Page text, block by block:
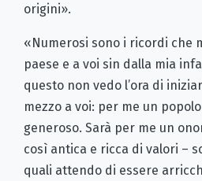
origini».
«Numerosi sono i ricordi che
paese e a voi sin dalla mia
questo non vedo l’ora di
mezzo a voi: per me un
generoso. Sarà per me un
così antica e ricca di valori –
quali attendo di essere